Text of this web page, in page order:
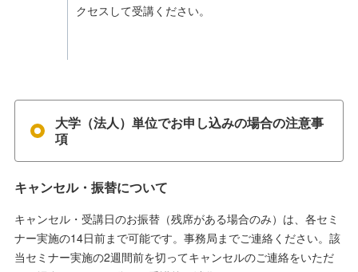
クセスして受講ください。
大学（法人）単位でお申し込みの場合の注意事
項
キャンセル・振替について
キャンセル・受講日のお振替（残席がある場合のみ）は、各セミ
ナー実施の14日前まで可能です。事務局までご連絡ください。該
当セミナー実施の2週間前を切ってキャンセルのご連絡をいただ